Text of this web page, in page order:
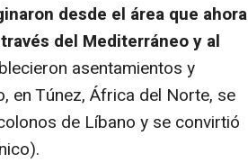
desde el área que ahora
del Mediterráneo y al
asentamientos y
en Túnez, África del Norte, se
de Líbano y se convirtió